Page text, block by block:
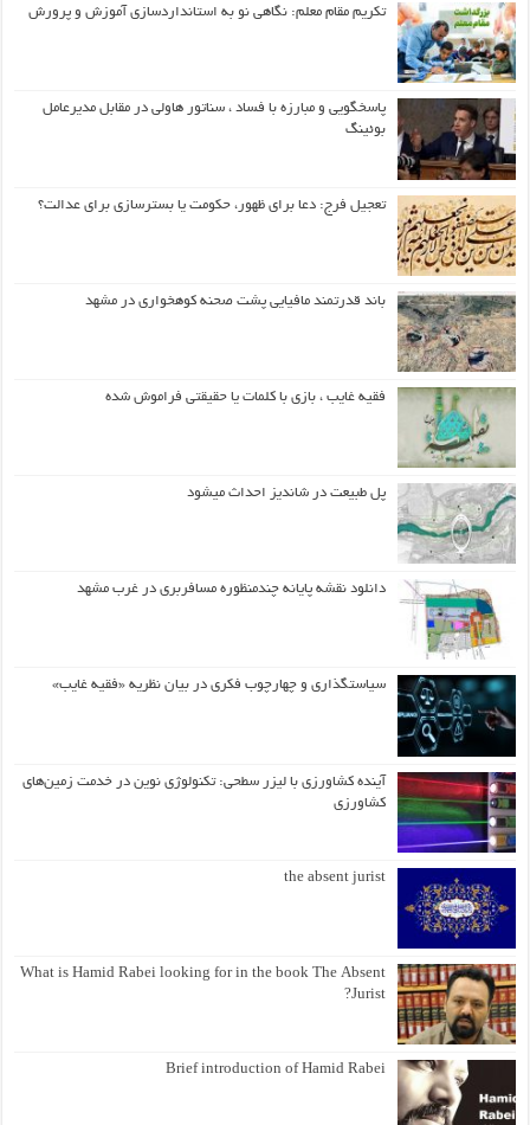
تکریم مقام معلم: نگاهی نو به استانداردسازی آموزش و پرورش
پاسخگویی و مبارزه با فساد ، سناتور هاولی در مقابل مدیرعامل
بوئینگ
تعجیل فرج: دعا برای ظهور، حکومت یا بسترسازی برای عدالت؟
باند قدرتمند مافیایی پشت صحنه کوهخواری در مشهد
فقیه غایب ، بازی با کلمات یا حقیقتی فراموش شده
پل طبیعت در شاندیز احداث میشود
دانلود نقشه پایانه چندمنظوره مسافربری در غرب مشهد
سیاستگذاری و چهارچوب فکری در بیان نظریه «فقیه غایب»
آینده کشاورزی با لیزر سطحی: تکنولوژی نوین در خدمت زمین‌های
کشاورزی
the absent jurist
What is Hamid Rabei looking for in the book The Absent
Jurist?
Brief introduction of Hamid Rabei